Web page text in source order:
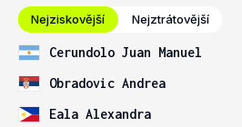
Nejziskovější Nejztrátovější
Cerundolo Juan Manuel
Obradovic Andrea
Eala Alexandra